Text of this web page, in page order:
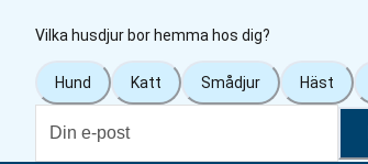
Vilka husdjur bor hemma hos dig?
Hund Katt Smådjur Häst